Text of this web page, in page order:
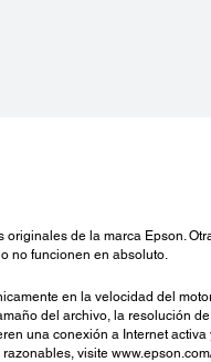
de la marca Epson.
no funcionen en absoluto.
en la velocidad del
del archivo, la resolución
una conexión a Internet
visite